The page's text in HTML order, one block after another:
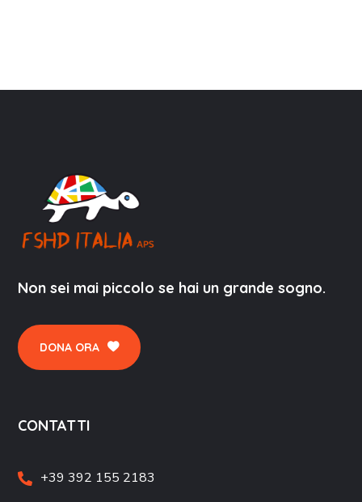
Non sei mai piccolo se hai un grande sogno.
DONA ORA
CONTATTI
+39 392 155 2183